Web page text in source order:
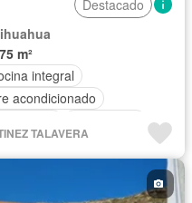
Destacado
75 m²
integral
acondicionado
TALAVERA